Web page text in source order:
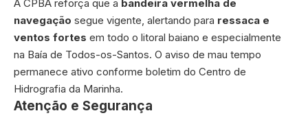
A CPBA reforça que a bandeira vermelha de
navegação segue vigente, alertando para ressaca e
ventos fortes em todo o litoral baiano e especialmente
na Baía de Todos-os-Santos. O aviso de mau tempo
permanece ativo conforme boletim do Centro de
Hidrografia da Marinha.
Atenção e Segurança